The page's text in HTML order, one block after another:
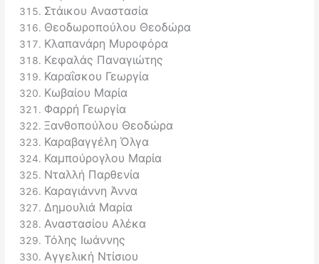
Στάικου Αναστασία
Θεοδωροπούλου Θεοδώρα
Κλαπανάρη Μυροφόρα
Κεφαλάς Παναγιώτης
Καραΐσκου Γεωργία
Κωβαίου Μαρία
Φαρρή Γεωργία
Ξανθοπούλου Θεοδώρα
Καραβαγγέλη Όλγα
Καμπούρογλου Μαρία
Νταλλή Παρθενία
Καραγιάννη Άννα
Δημουλιά Μαρία
Αναστασίου Αλέκα
Τόλης Ιωάννης
Αγγελική Ντίσιου